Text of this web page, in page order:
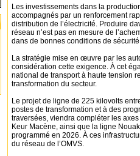
Les investissements dans la
accompagnés par un renforcement
distribution de l’électricité. Produire
réseau n’est pas en mesure de
dans de bonnes conditions de
La stratégie mise en œuvre par les
considération cette exigence. À cet
national de transport à haute tension
transformation du secteur.
Le projet de ligne de 225 kilovolts
postes de transformation et à des
traversées, viendra compléter les
Keur Macène, ainsi que la ligne
programmé en 2026. À ces
du réseau de l’OMVS.